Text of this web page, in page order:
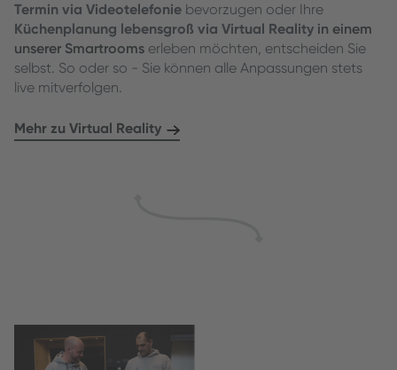
Termin via Videotelefonie bevorzugen oder Ihre
Küchenplanung lebensgroß via Virtual Reality in einem
unserer Smartrooms erleben möchten, entscheiden Sie
selbst. So oder so - Sie können alle Anpassungen stets
live mitverfolgen.
Mehr zu Virtual Reality